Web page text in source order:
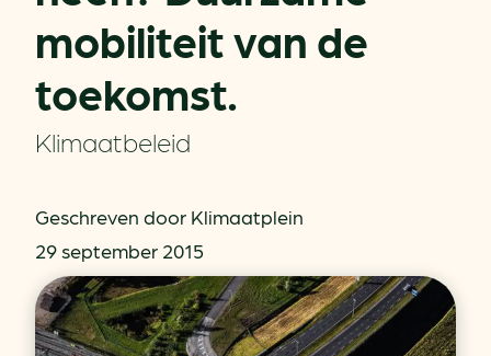
mobiliteit van de
toekomst.
Klimaatbeleid
Geschreven door Klimaatplein
29 september 2015